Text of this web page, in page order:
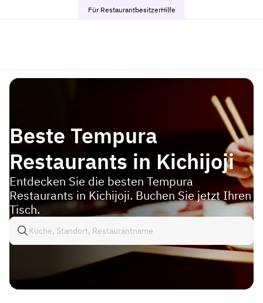
Für RestaurantbesitzerHilfe
Beste Tempura
Restaurants in Kichijoji
Entdecken Sie die besten Tempura
Restaurants in Kichijoji. Buchen Sie jetzt Ihren
Tisch.